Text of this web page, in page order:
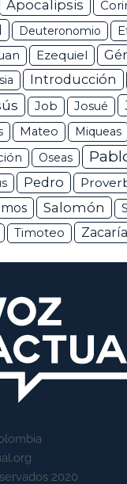
Apocalipsis
Deuteronomio
Ezequiel
Introducción
Job Josué
Mateo Miqueas
Oseas
Pedro
Salomón
Timoteo
2020